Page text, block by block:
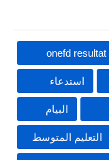
onefd resultat
استدعاء
البيام
التعليم المتوسط